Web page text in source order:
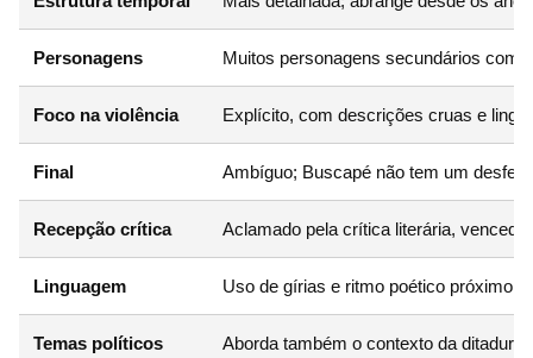
Personagens Muitos personagens secundários com
Foco na violência Explícito, com descrições cruas e
Final Ambíguo; Buscapé não tem um
Recepção crítica Aclamado pela crítica literária,
Linguagem Uso de gírias e ritmo poético próximo
Temas políticos Aborda também o contexto da ditadura